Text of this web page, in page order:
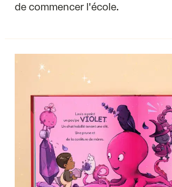
de commencer l'école.